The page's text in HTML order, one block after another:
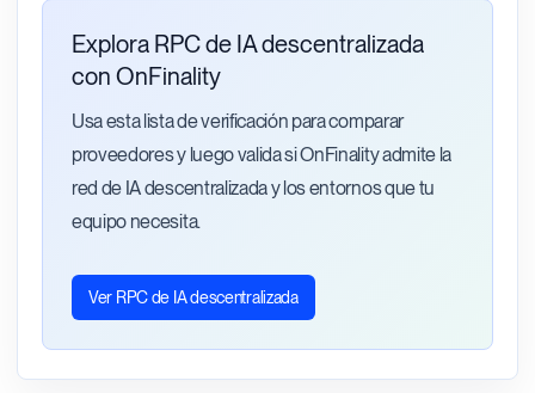
Explora RPC de IA descentralizada
con OnFinality
Usa esta lista de verificación para comparar
proveedores y luego valida si OnFinality admite la
red de IA descentralizada y los entornos que tu
equipo necesita.
Ver RPC de IA descentralizada